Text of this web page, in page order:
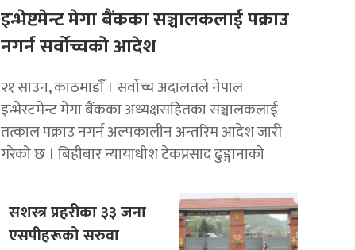
इन्भेष्टमेन्ट मेगा बैंकका सञ्चालकलाई पक्राउ
नगर्न सर्वोच्चको आदेश
२१ साउन, काठमाडाैँ । सर्वोच्च अदालतले नेपाल
इन्भेस्टमेन्ट मेगा बैंकका अध्यक्षसहितका सञ्चालकलाई
तत्काल पक्राउ नगर्न अल्पकालीन अन्तरिम आदेश जारी
गरेको छ । बिहीबार न्यायाधीश टेकप्रसाद ढुङ्गानाको
सशस्त्र प्रहरीका ३३ जना
एसपीहरूको सरुवा